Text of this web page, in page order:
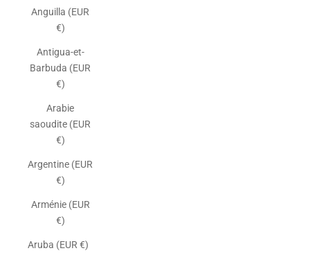
Anguilla (EUR
€)
Antigua-et-
Barbuda (EUR
€)
Arabie
saoudite (EUR
€)
Argentine (EUR
€)
Arménie (EUR
€)
Aruba (EUR €)